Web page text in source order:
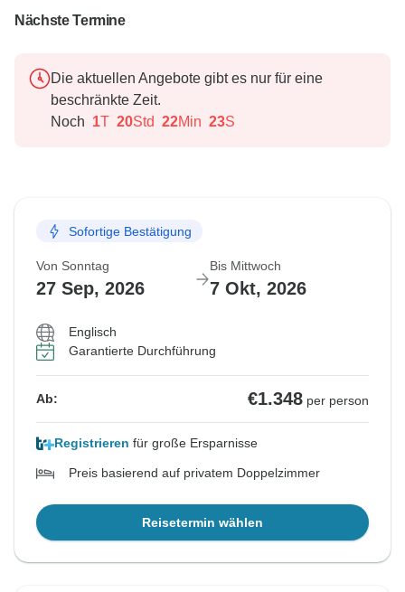
Nächste Termine
Die aktuellen Angebote gibt es nur für eine
beschränkte Zeit.
Noch 1T 20Std 22Min 22S
Sofortige Bestätigung
Von Sonntag
27 Sep, 2026
Bis Mittwoch
7 Okt, 2026
Englisch
Garantierte Durchführung
Ab: €1.348 per person
Registrieren für große Ersparnisse
Preis basierend auf privatem Doppelzimmer
Reisetermin wählen